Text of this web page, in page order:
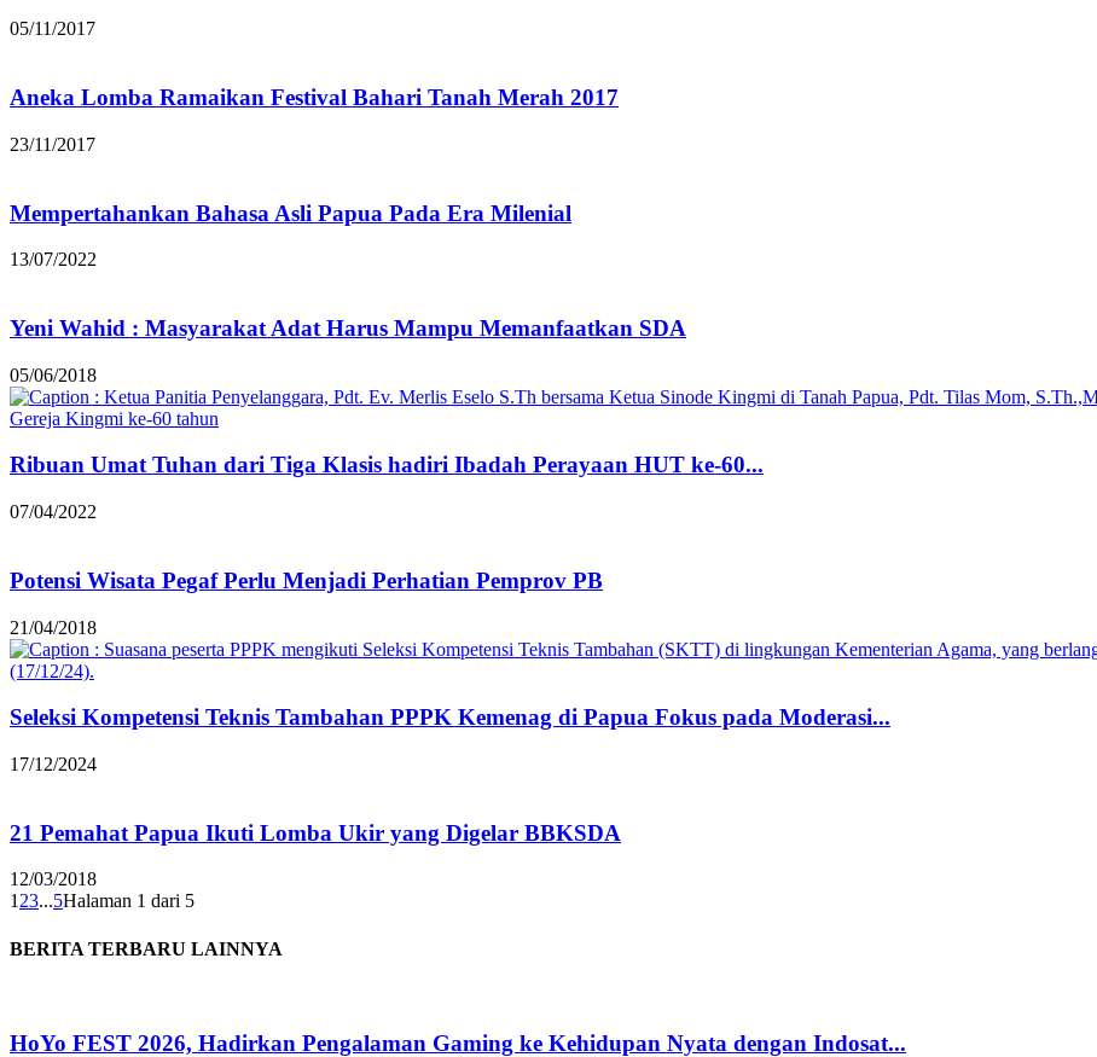
05/11/2017
Aneka Lomba Ramaikan Festival Bahari Tanah Merah 2017
23/11/2017
Mempertahankan Bahasa Asli Papua Pada Era Milenial
13/07/2022
Yeni Wahid : Masyarakat Adat Harus Mampu Memanfaatkan SDA
05/06/2018
Ribuan Umat Tuhan dari Tiga Klasis hadiri Ibadah Perayaan HUT ke-60...
07/04/2022
Potensi Wisata Pegaf Perlu Menjadi Perhatian Pemprov PB
21/04/2018
Seleksi Kompetensi Teknis Tambahan PPPK Kemenag di Papua Fokus pada Moderasi...
17/12/2024
21 Pemahat Papua Ikuti Lomba Ukir yang Digelar BBKSDA
12/03/2018
123...5Halaman 1 dari 5
BERITA TERBARU LAINNYA
HoYo FEST 2026, Hadirkan Pengalaman Gaming ke Kehidupan Nyata dengan Indosat...